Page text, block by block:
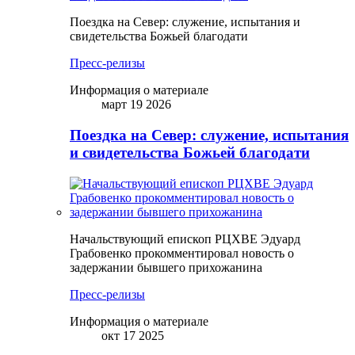
Поездка на Север: служение, испытания и
свидетельства Божьей благодати
Пресс-релизы
Информация о материале
март 19 2026
Поездка на Север: служение, испытания
и свидетельства Божьей благодати
Начальствующий епископ РЦХВЕ Эдуард
Грабовенко прокомментировал новость о
задержании бывшего прихожанина
Пресс-релизы
Информация о материале
окт 17 2025